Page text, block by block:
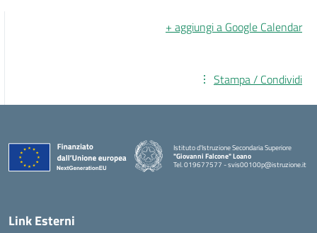
+ aggiungi a Google Calendar
Stampa / Condividi
Istituto d'Istruzione Secondaria Superiore
"Giovanni Falcone" Loano
Tel. 019677577 - svis00100p@istruzione.it
— Visita la pagina iniziale della scuola
Link Esterni